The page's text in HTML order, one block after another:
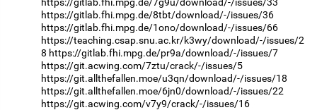
https://gitlab.fhi.mpg.de/8tbt/download/-/issues/36
https://gitlab.fhi.mpg.de/1ono/download/-/issues/66
https://teaching.csap.snu.ac.kr/k3wy/download/-/issues/2
8 https://gitlab.fhi.mpg.de/pr9a/download/-/issues/7
https://git.acwing.com/7ztu/crack/-/issues/5
https://git.allthefallen.moe/u3qn/download/-/issues/18
https://git.allthefallen.moe/6jn0/download/-/issues/22
https://git.acwing.com/v7y9/crack/-/issues/16